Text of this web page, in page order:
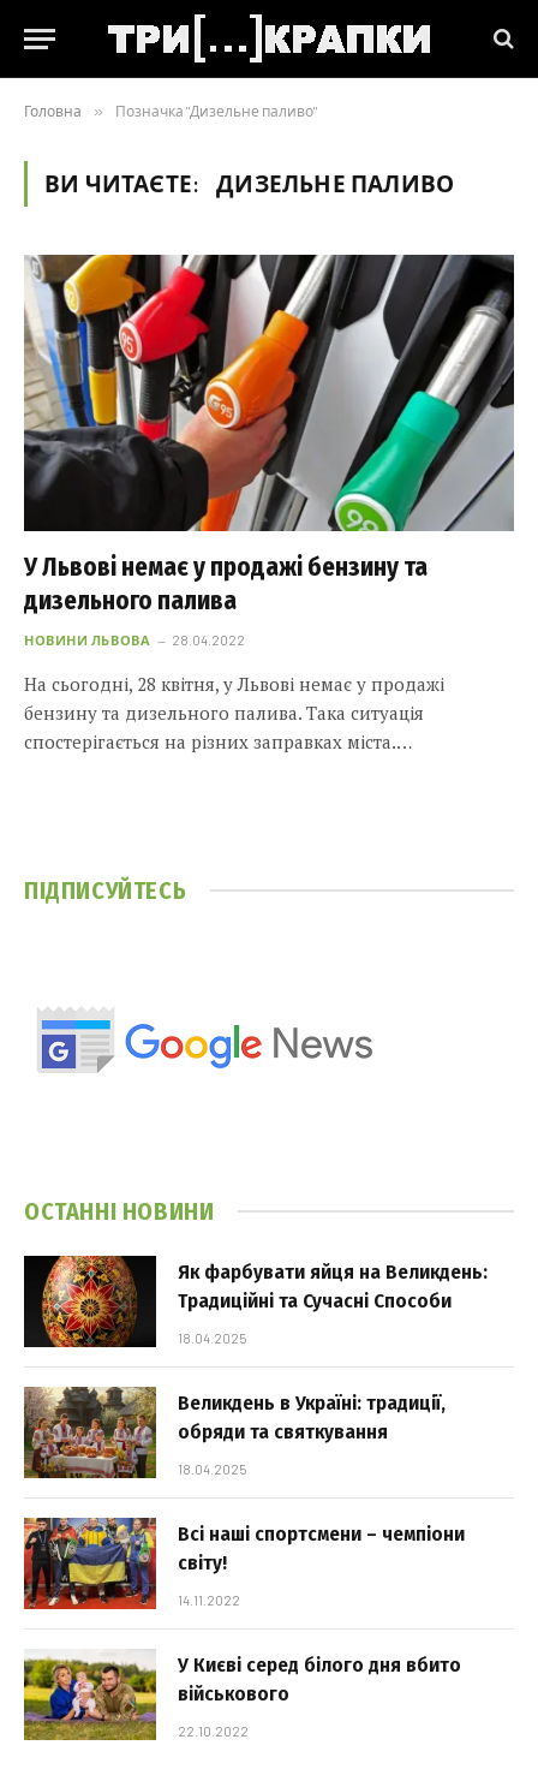
Головна » Позначка "Дизельне паливо"
ВИ ЧИТАЄТЕ: ДИЗЕЛЬНЕ ПАЛИВО
У Львові немає у продажі бензину та
дизельного палива
НОВИНИ ЛЬВОВА 28.04.2022
На сьогодні, 28 квітня, у Львові немає у продажі
бензину та дизельного палива. Така ситуація
спостерігається на різних заправках міста.…
ПІДПИСУЙТЕСЬ
ОСТАННІ НОВИНИ
Як фарбувати яйця на Великдень:
Традиційні та Сучасні Способи
18.04.2025
Великдень в Україні: традиції,
обряди та святкування
18.04.2025
Всі наші спортсмени – чемпіони
світу!
14.11.2022
У Києві серед білого дня вбито
військового
22.10.2022